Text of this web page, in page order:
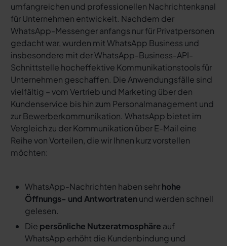
umfangreichen und professionellen Nachrichtenkanal
für Unternehmen entwickelt. Nachdem der
WhatsApp-Messenger anfangs nur für Privatpersonen
gedacht war, wurden mit WhatsApp Business und
insbesondere mit der WhatsApp-Business-API-
Schnittstelle hocheffektive Kommunikationstools für
Unternehmen geschaffen. Die Anwendungsfälle sind
vielfältig – vom Vertrieb und Marketing über den
Kundenservice bis hin zum Personalmanagement und
zurBewerberkommunikation. WhatsApp bietet im
Vergleich zu der Kommunikation über E-Mail eine
Reihe von Vorteilen, die wir Ihnen kurz vorstellen
möchten:
WhatsApp-Nachrichten haben sehrhohe
Öffnungs- und Antwortratenund werden schnell
gelesen.
Die persönliche Nutzeratmosphäre auf
WhatsApp erhöht die Kundenbindung und